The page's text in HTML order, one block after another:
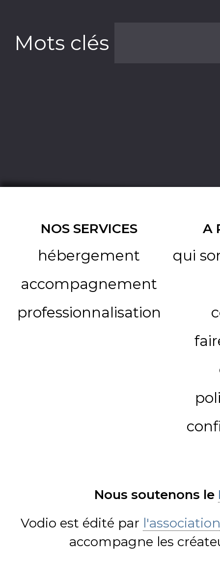
Mots clés
NOS SERVICES
hébergement
accompagnement
professionnalisation
A
qui